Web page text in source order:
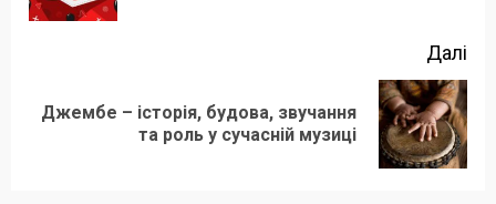
Далі
Наступний
Джембе – історія, будова, звучання
та роль у сучасній музиці